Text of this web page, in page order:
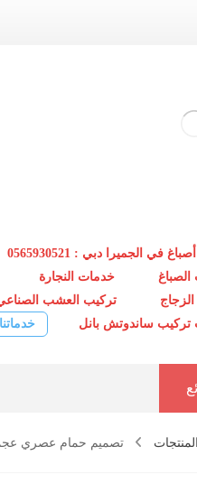
في الجميرا دبي : 0565930521
خدمات النجارة
تركيب العشب
تركيب ساندوتش بانل
خدماتنا
المنتجات تصميم حمام عصري